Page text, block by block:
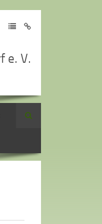
e. V.
Suche